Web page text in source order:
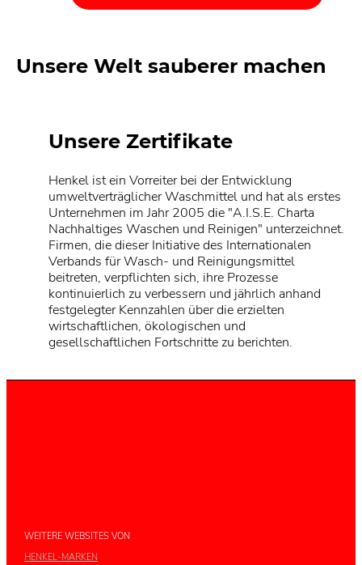
Unsere Welt sauberer machen
Unsere Zertifikate
Henkel ist ein Vorreiter bei der Entwicklung
umweltverträglicher Waschmittel und hat als erstes
Unternehmen im Jahr 2005 die "A.I.S.E. Charta
Nachhaltiges Waschen und Reinigen" unterzeichnet.
Firmen, die dieser Initiative des Internationalen
Verbands für Wasch- und Reinigungsmittel
beitreten, verpflichten sich, ihre Prozesse
kontinuierlich zu verbessern und jährlich anhand
festgelegter Kennzahlen über die erzielten
wirtschaftlichen, ökologischen und
gesellschaftlichen Fortschritte zu berichten.
Wertschöpfungskette.
WEITERE WEBSITES VON
HENKEL-MARKEN